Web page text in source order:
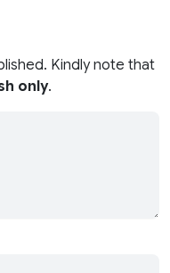
Kindly note that
only.